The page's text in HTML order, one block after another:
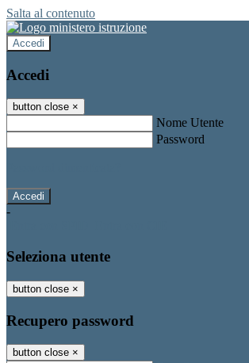
Salta al contenuto
Accedi
Accedi
button close ×
Nome Utente
Password
-
Seleziona utente
button close ×
Recupero password
button close ×